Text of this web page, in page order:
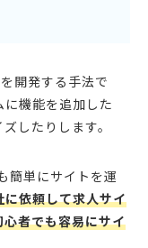
開発する手法で
機能を追加した
したりします。
簡単にサイトを運
に依頼して求人サイ
者でも容易にサイ